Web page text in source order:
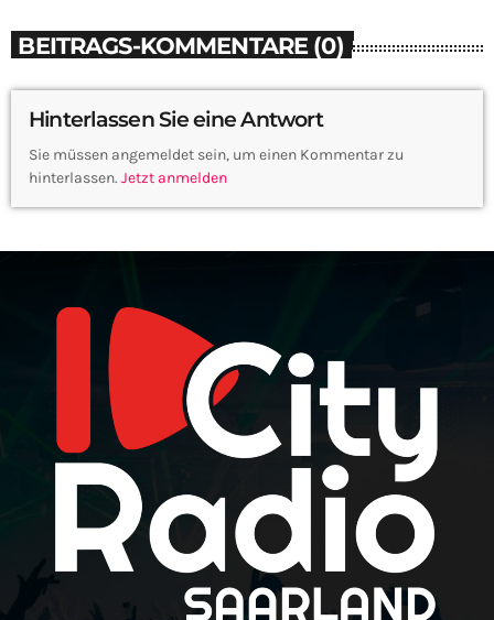
BEITRAGS-KOMMENTARE (0)
Hinterlassen Sie eine Antwort
Sie müssen angemeldet sein, um einen Kommentar zu
hinterlassen. Jetzt anmelden